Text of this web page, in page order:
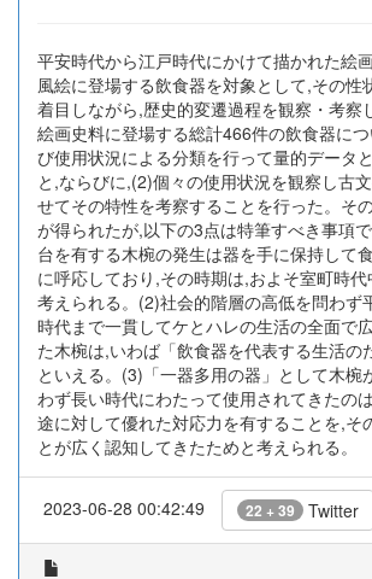
平安時代から江戸時代にかけて描かれた絵
風絵に登場する飲食器を対象として,その性
着目しながら,歴史的変遷過程を観察・考察
絵画史料に登場する総計466件の飲食器に
び使用状況による分類を行って量的データ
と,ならびに,(2)個々の使用状況を観察し古
せてその特性を考察することを行った。そ
が得られたが,以下の3点は特筆すべき事項
台を有する木椀の発生は器を手に保持して
に呼応しており,その時期は,およそ室町時代
考えられる。(2)社会的階層の高低を問わず
時代まで一貫してケとハレの生活の全面で
た木椀は,いわば「飲食器を代表する生活の
といえる。(3)「一器多用の器」として木椀
わず長い時代にわたって使用されてきたの
途に対して優れた対応力を有することを,そ
とが広く認知してきたためと考えられる。
2023-06-28 00:42:49 22 + 39 Twitter